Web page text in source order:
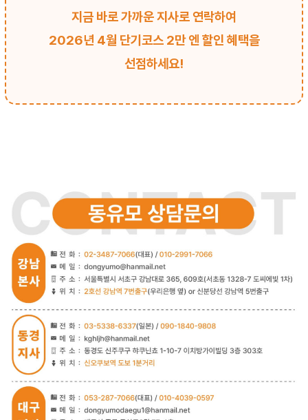
지금 바로 가까운 지사로 연락하여
2026년 4월 단기코스 2만 엔 할인 혜택을
선점하세요!